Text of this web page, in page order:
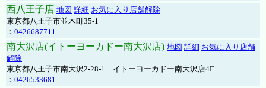
西八王子店 地図 詳細 お気に入り店舗解除
東京都八王子市並木町35-1
： 0426687711
南大沢店(イトーヨーカドー南大沢店) 地図 詳細 お気に入り店舗
解除
東京都八王子市南大沢2-28-1 イトーヨーカドー南大沢店4F
： 0426533681